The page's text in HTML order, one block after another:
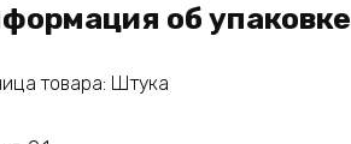
об упаковке
товара: Штука